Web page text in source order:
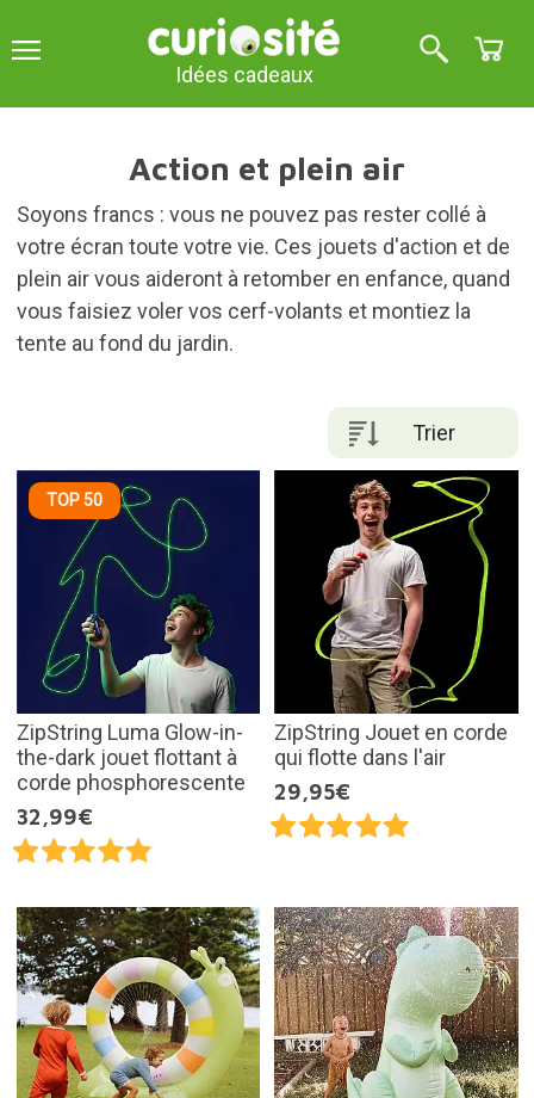
Idées cadeaux
Action et plein air
Soyons francs : vous ne pouvez pas rester collé à
votre écran toute votre vie. Ces jouets d'action et de
plein air vous aideront à retomber en enfance, quand
vous faisiez voler vos cerf-volants et montiez la
tente au fond du jardin.
Trier
TOP 50
ZipString Luma Glow-in-
the-dark jouet flottant à
corde phosphorescente
32,99€
ZipString Jouet en corde
qui flotte dans l'air
29,95€